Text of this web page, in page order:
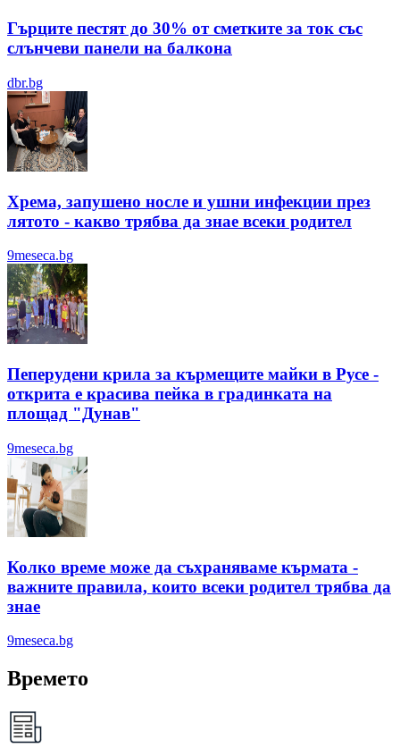
Гърците пестят до 30% от сметките за ток със
слънчеви панели на балкона
dbr.bg
Хрема, запушено носле и ушни инфекции през
лятотo - какво трябва да знае всеки родител
9meseca.bg
Пеперудени крила за кърмещите майки в Русе -
открита е красива пейка в градинката на
площад "Дунав"
9meseca.bg
Колко време може да съхраняваме кърмата -
важните правила, които всеки родител трябва да
знае
9meseca.bg
Времето